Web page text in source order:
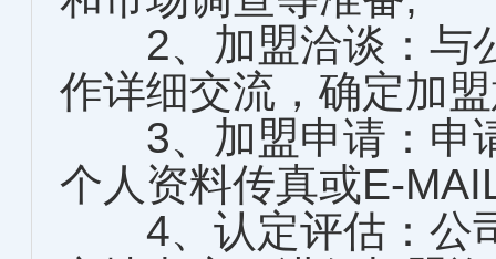
2、加盟洽谈：与
作详细交流，确定加
3、加盟申请：申
个人资料传真或E-
4、认定评估：公